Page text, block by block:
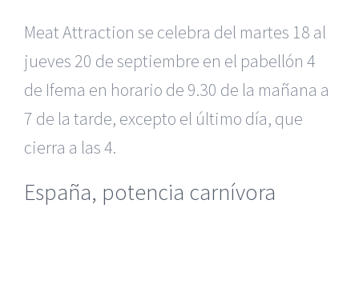
Meat Attraction se celebra del martes 18 al
jueves 20 de septiembre en el pabellón 4
de Ifema en horario de 9.30 de la mañana a
7 de la tarde, excepto el último día, que
cierra a las 4.
España, potencia carnívora